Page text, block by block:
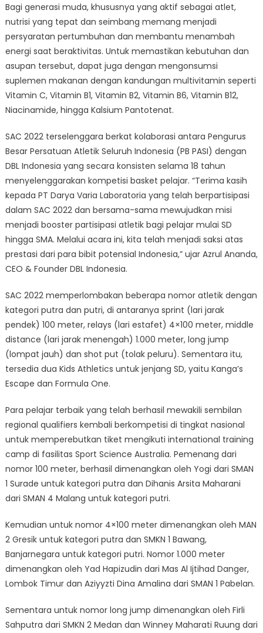
Bagi generasi muda, khususnya yang aktif sebagai atlet,
nutrisi yang tepat dan seimbang memang menjadi
persyaratan pertumbuhan dan membantu menambah
energi saat beraktivitas. Untuk memastikan kebutuhan dan
asupan tersebut, dapat juga dengan mengonsumsi
suplemen makanan dengan kandungan multivitamin seperti
Vitamin C, Vitamin B1, Vitamin B2, Vitamin B6, Vitamin B12,
Niacinamide, hingga Kalsium Pantotenat.
SAC 2022 terselenggara berkat kolaborasi antara Pengurus
Besar Persatuan Atletik Seluruh Indonesia (PB PASI) dengan
DBL Indonesia yang secara konsisten selama 18 tahun
menyelenggarakan kompetisi basket pelajar. “Terima kasih
kepada PT Darya Varia Laboratoria yang telah berpartisipasi
dalam SAC 2022 dan bersama-sama mewujudkan misi
menjadi booster partisipasi atletik bagi pelajar mulai SD
hingga SMA. Melalui acara ini, kita telah menjadi saksi atas
prestasi dari para bibit potensial Indonesia,” ujar Azrul Ananda,
CEO & Founder DBL Indonesia.
SAC 2022 memperlombakan beberapa nomor atletik dengan
kategori putra dan putri, di antaranya sprint (lari jarak
pendek) 100 meter, relays (lari estafet) 4×100 meter, middle
distance (lari jarak menengah) 1.000 meter, long jump
(lompat jauh) dan shot put (tolak peluru). Sementara itu,
tersedia dua Kids Athletics untuk jenjang SD, yaitu Kanga’s
Escape dan Formula One.
Para pelajar terbaik yang telah berhasil mewakili sembilan
regional qualifiers kembali berkompetisi di tingkat nasional
untuk memperebutkan tiket mengikuti international training
camp di fasilitas Sport Science Australia. Pemenang dari
nomor 100 meter, berhasil dimenangkan oleh Yogi dari SMAN
1 Surade untuk kategori putra dan Dihanis Arsita Maharani
dari SMAN 4 Malang untuk kategori putri.
Kemudian untuk nomor 4×100 meter dimenangkan oleh MAN
2 Gresik untuk kategori putra dan SMKN 1 Bawang,
Banjarnegara untuk kategori putri. Nomor 1.000 meter
dimenangkan oleh Yad Hapizudin dari Mas Al Ijtihad Danger,
Lombok Timur dan Aziyyzti Dina Amalina dari SMAN 1 Pabelan.
Sementara untuk nomor long jump dimenangkan oleh Firli
Sahputra dari SMKN 2 Medan dan Winney Maharati Ruung dari